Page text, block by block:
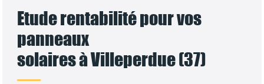
Etude rentabilité pour vos
panneaux
solaires à Villeperdue (37)